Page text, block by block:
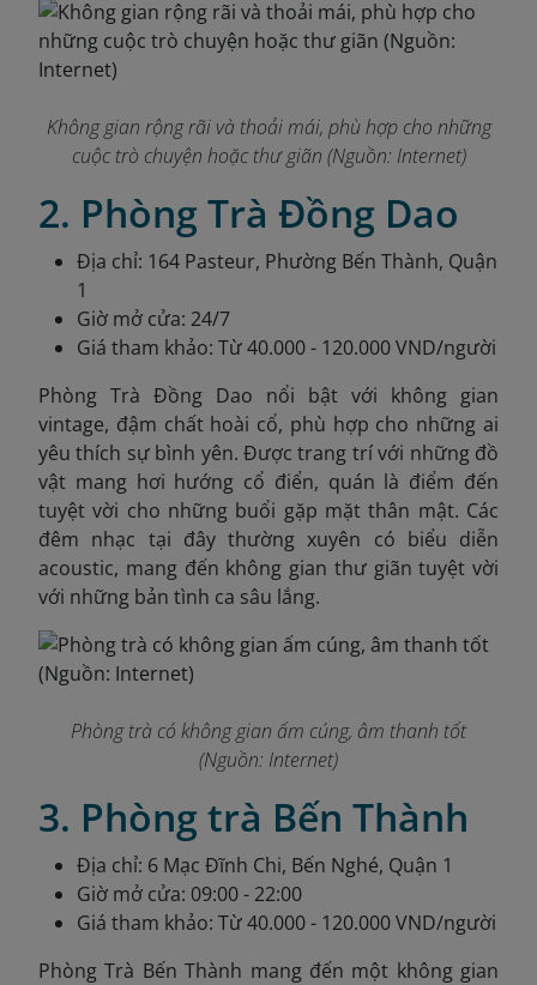
Không gian rộng rãi và thoải mái, phù hợp cho những
cuộc trò chuyện hoặc thư giãn (Nguồn: Internet)
2. Phòng Trà Đồng Dao
Địa chỉ: 164 Pasteur, Phường Bến Thành, Quận
1
Giờ mở cửa: 24/7
Giá tham khảo: Từ 40.000 - 120.000 VND/người
Phòng Trà Đồng Dao nổi bật với không gian
vintage, đậm chất hoài cổ, phù hợp cho những ai
yêu thích sự bình yên. Được trang trí với những đồ
vật mang hơi hướng cổ điển, quán là điểm đến
tuyệt vời cho những buổi gặp mặt thân mật. Các
đêm nhạc tại đây thường xuyên có biểu diễn
acoustic, mang đến không gian thư giãn tuyệt vời
với những bản tình ca sâu lắng.
Phòng trà có không gian ấm cúng, âm thanh tốt
(Nguồn: Internet)
3. Phòng trà Bến Thành
Địa chỉ: 6 Mạc Đĩnh Chi, Bến Nghé, Quận 1
Giờ mở cửa: 09:00 - 22:00
Giá tham khảo: Từ 40.000 - 120.000 VND/người
Phòng Trà Bến Thành mang đến một không gian